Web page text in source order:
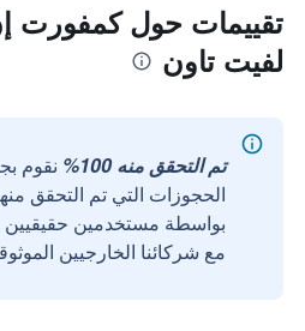
تقييمات حول كمفورت
لفيت تاون
تم التحقق منه 100%
نقوم
الحجوزات التي تم التحقق
مع شركائنا الخارجيين